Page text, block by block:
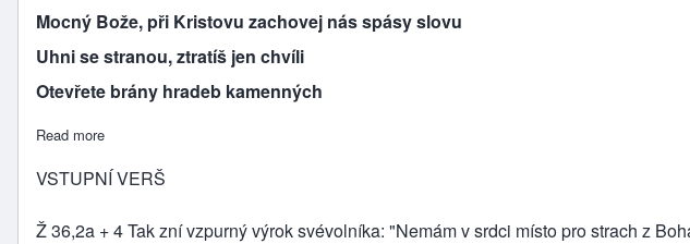
Mocný Bože, při Kristovu zachovej nás spásy slovu
Uhni se stranou, ztratíš jen chvíli
Otevřete brány hradeb kamenných
Read more
VSTUPNÍ VERŠ
Ž 36,2a + 4 Tak zní vzpurný výrok svévolníka: "Nemám v srdci místo pro strach z